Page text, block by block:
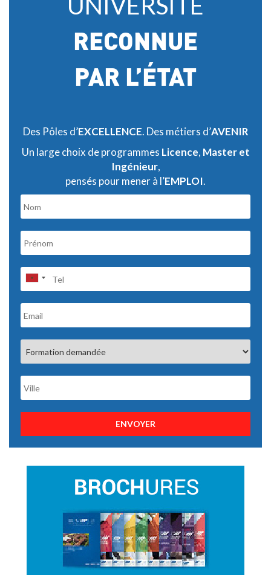
RECONNUE
PAR L’ÉTAT
Des Pôles d’EXCELLENCE. Des métiers d’AVENIR
Un large choix de programmes Licence, Master et
Ingénieur,
pensés pour mener à l’EMPLOI.
ENVOYER